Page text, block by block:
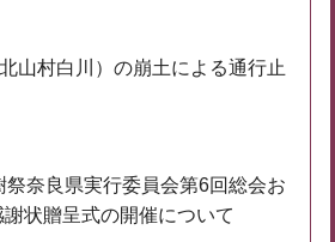
山村白川）の崩土による通行止
祭奈良県実行委員会第6回総会お
状贈呈式の開催について